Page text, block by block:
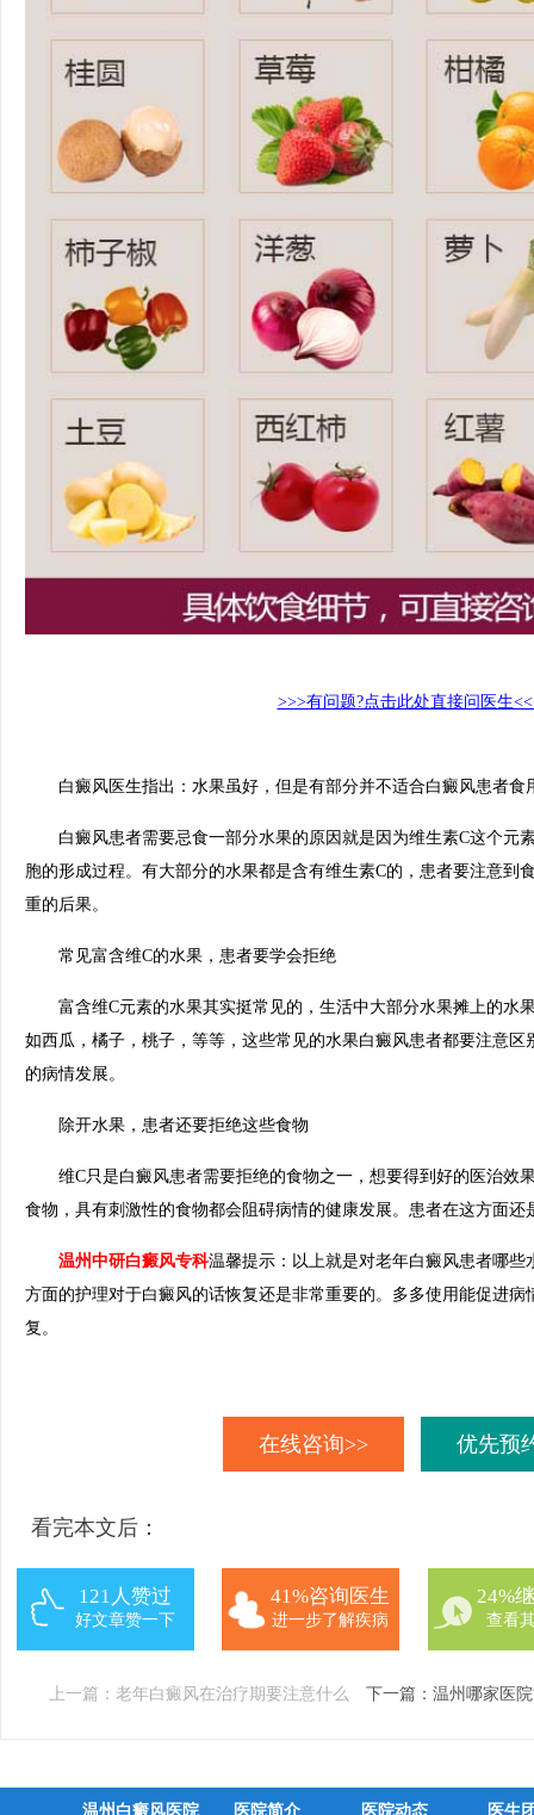
>>>有问题?点击此处直接问医生
白癜风医生指出：水果虽好，但是有部分并不适合白癜风患者食
白癜风患者需要忌食一部分水果的原因就是因为维生素C这个元
胞的形成过程。有大部分的水果都是含有维生素C的，患者要注意到
重的后果。
常见富含维C的水果，患者要学会拒绝
富含维C元素的水果其实挺常见的，生活中大部分水果摊上的水
如西瓜，橘子，桃子，等等，这些常见的水果白癜风患者都要注意
的病情发展。
除开水果，患者还要拒绝这些食物
维C只是白癜风患者需要拒绝的食物之一，想要得到好的医治效
食物，具有刺激性的食物都会阻碍病情的健康发展。患者在这方面还
温州中研白癜风专科温馨提示：以上就是对老年白癜风患者哪
方面的护理对于白癜风的话恢复还是非常重要的。多多使用能促进
复。
在线咨询>> 优先预
看完本文后：
121人赞过
好文章赞一下
41%咨询医生
进一步了解疾病
24%
查看
上一篇： 老年白癜风在治疗期要注意什么 下一篇：温州哪家医
温州白癜风医院 医院简介 医院动态 医生